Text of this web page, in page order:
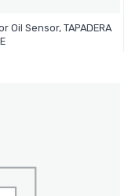
Sensor, TAPADERA